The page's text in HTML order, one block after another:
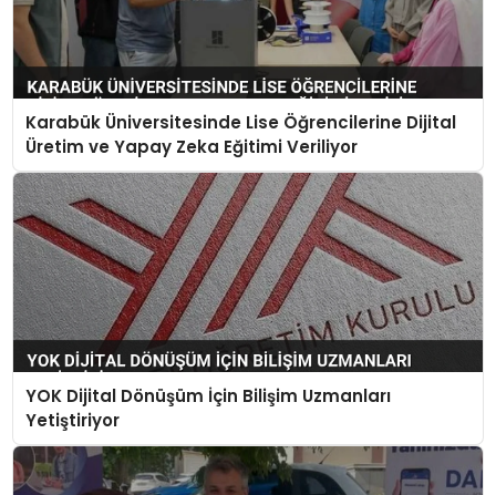
Karabük Üniversitesinde Lise Öğrencilerine Dijital
Üretim ve Yapay Zeka Eğitimi Veriliyor
YOK Dijital Dönüşüm İçin Bilişim Uzmanları
Yetiştiriyor